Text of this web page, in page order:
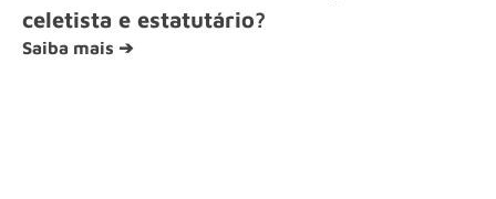
celetista e estatutário?
Saiba mais ➔